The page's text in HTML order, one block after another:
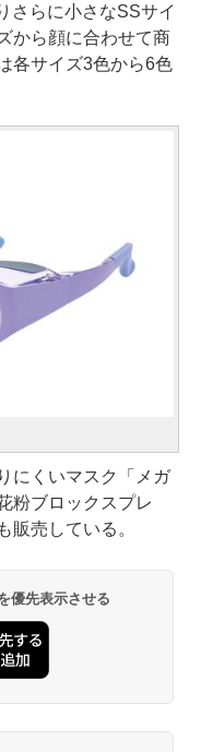
さらに小さなSSサイ
から顔に合わせて商
各サイズ3色から6色
にくいマスク「メガ
粉ブロックスプレ
販売している。
優先表示させる